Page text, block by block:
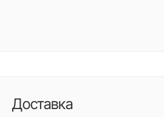
Доставка